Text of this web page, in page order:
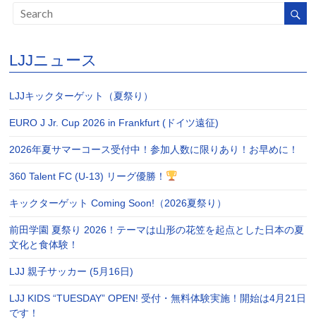
LJJニュース
LJJキックターゲット（夏祭り）
EURO J Jr. Cup 2026 in Frankfurt (ドイツ遠征)
2026年夏サマーコース受付中！参加人数に限りあり！お早めに！
360 Talent FC (U-13) リーグ優勝！
キックターゲット Coming Soon!（2026夏祭り）
前田学園 夏祭り 2026！テーマは山形の花笠を起点とした日本の夏
文化と食体験！
LJJ 親子サッカー (5月16日)
LJJ KIDS “TUESDAY” OPEN! 受付・無料体験実施！開始は4月21日
です！